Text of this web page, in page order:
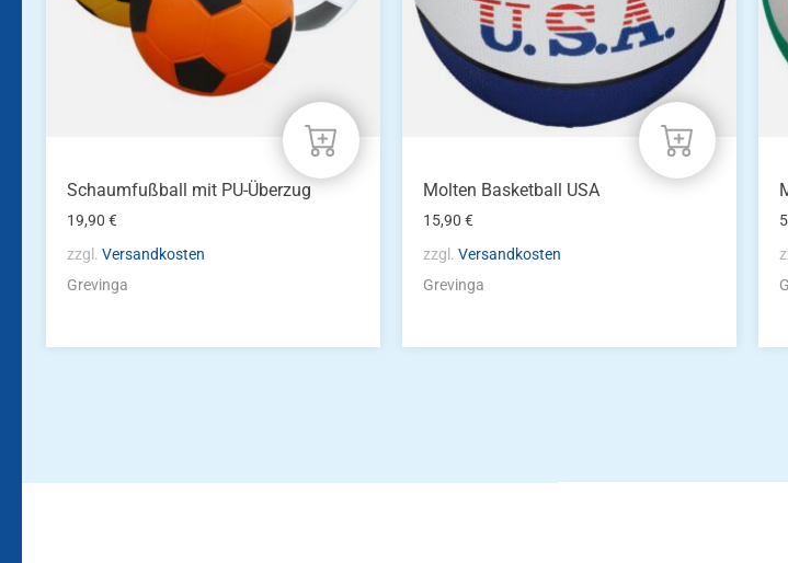
Schaumfußball mit PU-Überzug
19,90€
zzgl.Versandkosten
Grevinga
Molten Basketball USA
15,90€
zzgl.Versandkosten
Grevinga